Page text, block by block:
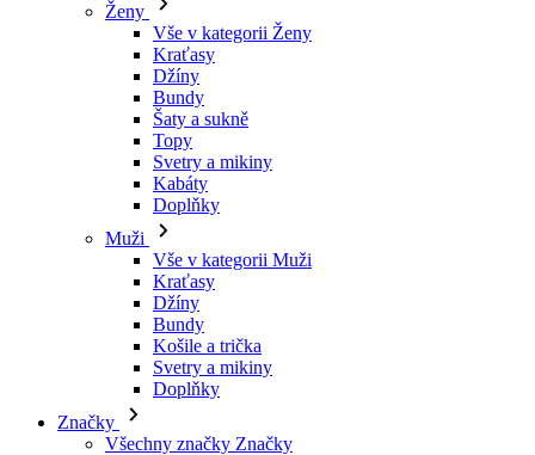
Ženy
Vše v kategorii Ženy
Kraťasy
Džíny
Bundy
Šaty a sukně
Topy
Svetry a mikiny
Kabáty
Doplňky
Muži
Vše v kategorii Muži
Kraťasy
Džíny
Bundy
Košile a trička
Svetry a mikiny
Doplňky
Značky
Všechny značky Značky